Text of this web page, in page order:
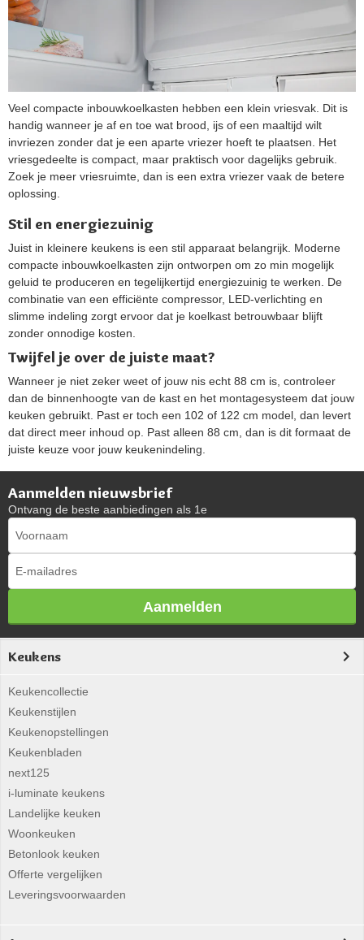
Veel compacte inbouwkoelkasten hebben een klein vriesvak. Dit is
handig wanneer je af en toe wat brood, ijs of een maaltijd wilt
invriezen zonder dat je een aparte vriezer hoeft te plaatsen. Het
vriesgedeelte is compact, maar praktisch voor dagelijks gebruik.
Zoek je meer vriesruimte, dan is een extra vriezer vaak de betere
oplossing.
Stil en energiezuinig
Juist in kleinere keukens is een stil apparaat belangrijk. Moderne
compacte inbouwkoelkasten zijn ontworpen om zo min mogelijk
geluid te produceren en tegelijkertijd energiezuinig te werken. De
combinatie van een efficiënte compressor, LED-verlichting en
slimme indeling zorgt ervoor dat je koelkast betrouwbaar blijft
zonder onnodige kosten.
Twijfel je over de juiste maat?
Wanneer je niet zeker weet of jouw nis echt 88 cm is, controleer
dan de binnenhoogte van de kast en het montagesysteem dat jouw
keuken gebruikt. Past er toch een 102 of 122 cm model, dan levert
dat direct meer inhoud op. Past alleen 88 cm, dan is dit formaat de
juiste keuze voor jouw keukenindeling.
Aanmelden nieuwsbrief
Ontvang de beste aanbiedingen als 1e
Aanmelden
Keukens
Keukencollectie
Keukenstijlen
Keukenopstellingen
Keukenbladen
next125
i-luminate keukens
Landelijke keuken
Woonkeuken
Betonlook keuken
Offerte vergelijken
Leveringsvoorwaarden